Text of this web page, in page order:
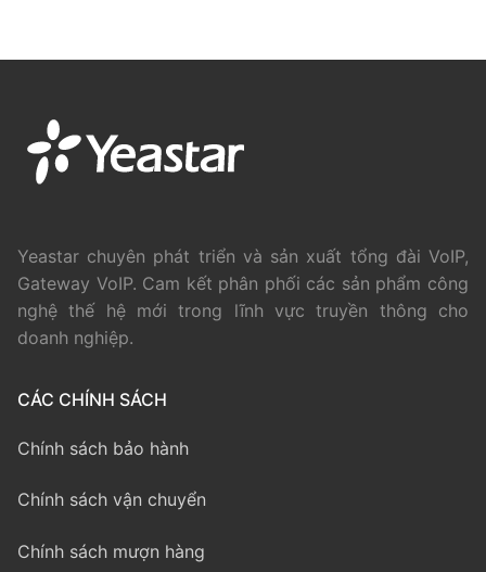
Yeastar chuyên phát triển và sản xuất tổng đài VoIP,
Gateway VoIP. Cam kết phân phối các sản phẩm công
nghệ thế hệ mới trong lĩnh vực truyền thông cho
doanh nghiệp.
CÁC CHÍNH SÁCH
Chính sách bảo hành
Chính sách vận chuyển
Chính sách mượn hàng